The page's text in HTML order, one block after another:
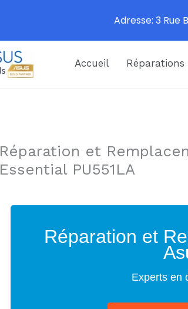
Accueil Réparations
Réparation et
Essential PU551LA
Réparation et
Experts en
Adresse: 3 Rue